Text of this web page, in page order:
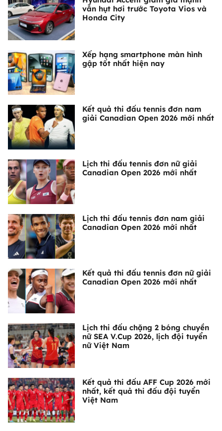
vẫn hụt hơi trước Toyota Vios và
Honda City
Xếp hạng smartphone màn hình
gập tốt nhất hiện nay
Kết quả thi đấu tennis đơn nam
giải Canadian Open 2026 mới nhất
Lịch thi đấu tennis đơn nữ giải
Canadian Open 2026 mới nhất
Lịch thi đấu tennis đơn nam giải
Canadian Open 2026 mới nhất
Kết quả thi đấu tennis đơn nữ giải
Canadian Open 2026 mới nhất
Lịch thi đấu chặng 2 bóng chuyền
nữ SEA V.Cup 2026, lịch đội tuyển
nữ Việt Nam
Kết quả thi đấu AFF Cup 2026 mới
nhất, kết quả thi đấu đội tuyển
Việt Nam